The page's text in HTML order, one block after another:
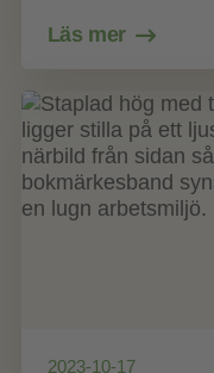
Läs mer
2023-10-17